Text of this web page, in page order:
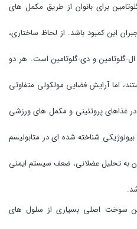
برای بانوان از طریق مکمل های
این کمبود باشد. از لحاظ ساختاری،
گلوتامین و دی-گلوتامین است. هر دو
اما آرایش فضایی مولکولی متفاوتی
در غذاهای پروتئینی و مکمل های ورزشی
شناخته شده ای در متابولیسم
به تحلیل عضلانی، ضعف سیستم ایمنی
سوخت اصلی بسیاری از سلول های